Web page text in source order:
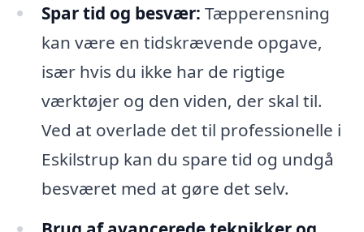
Spar tid og besvær: Tæpperensning
kan være en tidskrævende opgave,
især hvis du ikke har de rigtige
værktøjer og den viden, der skal til.
Ved at overlade det til professionelle i
Eskilstrup kan du spare tid og undgå
besværet med at gøre det selv.